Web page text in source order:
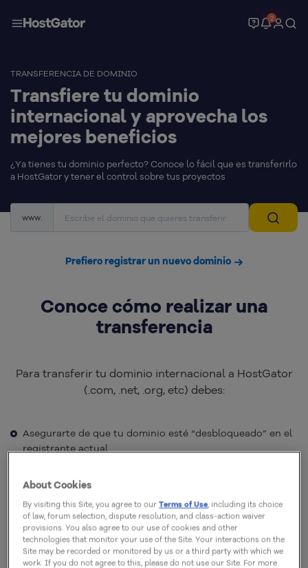
2
TRANSFERENCIA DE DOMINIO
Transfiere tu dominio
internacional y aprovecha los
mejores beneficios
¿Ya tienes tu dominio perfecto? Conoce lo fácil que es transferirlo
a HostGator y tener el control sobre tus proyectos
www.
Prefiero registrar un nuevo dominio
Conoce cómo realizar una
transferencia
Para transferir tu dominio internacional a HostGator
(.com, .net, .org, etc) debes:
Asegurarte de que tu dominio esté “desbloqueado” en el
registrante actual
expiración del dominio
Verificar que el dominio haya sido registrado hace más
de 60 días
Solicitar la Llave EPP de tu dominio con la empresa
registrante
About Cookies
By visiting this Site, you agree to ourTerms of Use, including its choice
of law, forum selection, dispute resolution, and class-action waiver
provisions. You also agree to our use of cookies and other
technologies that monitor your use of the Site. Your interactions on the
Site may be recorded or monitored by us or a third party with which we
work. If you do not agree to this, please do not use our Site. For more